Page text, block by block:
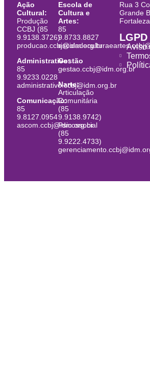
Ação
Cultural:
Produção
CCBJ (85
9.9138.3726)
producao.ccbj@idm.org.br
Administrativo:
85
9.9233.0228
administrativo.ccbj@idm.org.br
Comunicação:
85
9.8127.0954
ascom.ccbj@idm.org.br
Escola de
Cultura e
Artes:
85
9.8733.8827
Gestão
gestao.ccbj@idm.org.br
Narte:
Articulação
Comunitária
(85
9.9138.9742)
Psicossocial
(85
9.9222.4733)
Rua 3
Grande
LGPD
Aviso